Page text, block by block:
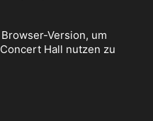
Version, um
Hall nutzen zu